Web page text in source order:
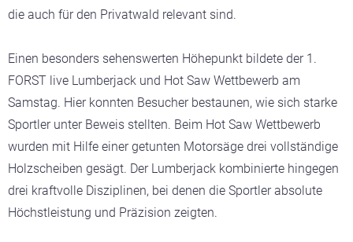
die auch für den Privatwald relevant sind.
Einen besonders sehenswerten Höhepunkt bildete der 1.
FORST live Lumberjack und Hot Saw Wettbewerb am
Samstag. Hier konnten Besucher bestaunen, wie sich starke
Sportler unter Beweis stellten. Beim Hot Saw Wettbewerb
wurden mit Hilfe einer getunten Motorsäge drei vollständige
Holzscheiben gesägt. Der Lumberjack kombinierte hingegen
drei kraftvolle Disziplinen, bei denen die Sportler absolute
Höchstleistung und Präzision zeigten.